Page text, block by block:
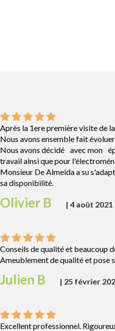
Après la 1ere première visite de
Nous avons ensemble fait
Nous avons décidé avec mon
travail ainsi que pour
Monsieur De Almeida a su
sa disponibilité.
Olivier B | 4 août 2021
Conseils de qualité et beaucoup
Ameublement de qualité et pose
Julien B | 25 février
Excellent professionnel.